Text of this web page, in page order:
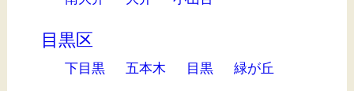
目黒区
下目黒 五本木 目黒 緑が丘